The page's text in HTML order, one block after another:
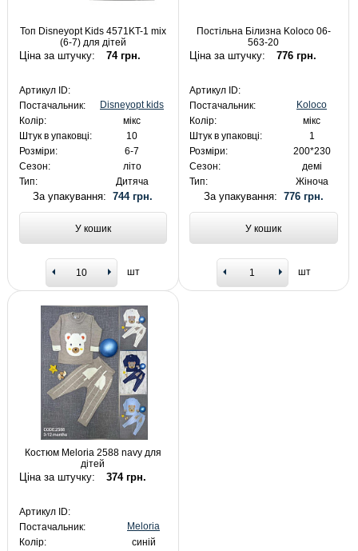
Топ Disneyopt Kids 4571KT-1 mix
(6-7) для дітей
Ціна за штучку: 74 грн.
Артикул ID:
Постачальник:
Disneyopt kids
Колір:
мікс
Штук в упаковці:
10
Розміри:
6-7
Сезон:
літо
Тип:
Дитяча
За упакування:744 грн.
У кошик
шт
Постільна Білизна Koloco 06-
563-20
Ціна за штучку: 776 грн.
Артикул ID:
Постачальник:
Koloco
Колір:
мікс
Штук в упаковці:
1
Розміри:
200*230
Сезон:
демі
Тип:
Жіноча
За упакування: 776 грн.
У кошик
шт
Костюм Meloria 2588 navy для
дітей
Ціна за штучку: 374 грн.
Артикул ID:
Постачальник:
Meloria
Колір:
синій